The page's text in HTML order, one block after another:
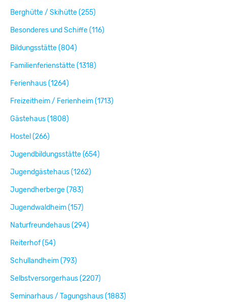
Berghütte / Skihütte (255)
Besonderes und Schiffe (116)
Bildungsstätte (804)
Familienferienstätte (1318)
Ferienhaus (1264)
Freizeitheim / Ferienheim (1713)
Gästehaus (1808)
Hostel (266)
Jugendbildungsstätte (654)
Jugendgästehaus (1262)
Jugendherberge (783)
Jugendwaldheim (157)
Naturfreundehaus (294)
Reiterhof (54)
Schullandheim (793)
Selbstversorgerhaus (2207)
Seminarhaus / Tagungshaus (1883)